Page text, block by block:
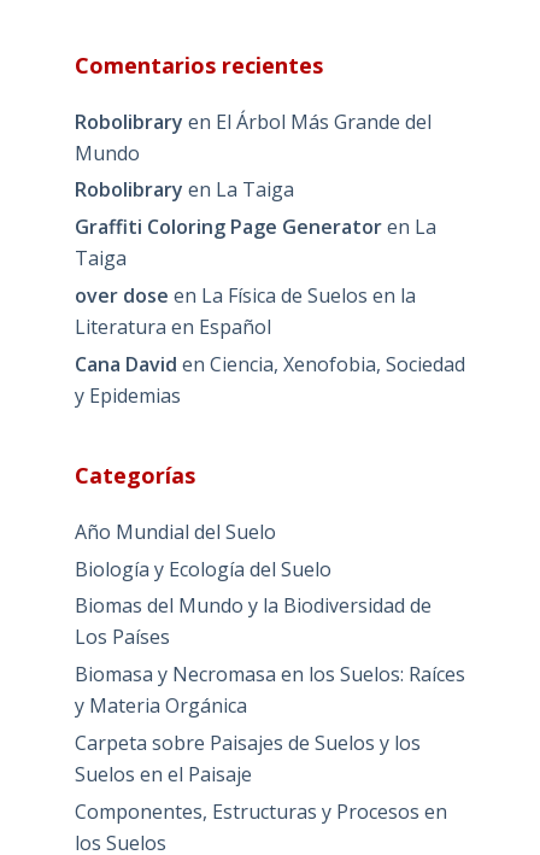
Comentarios recientes
Robolibrary en El Árbol Más Grande del
Mundo
Robolibrary en La Taiga
Graffiti Coloring Page Generatoren La
Taiga
over dose en La Física de Suelos en la
Literatura en Español
Cana David en Ciencia, Xenofobia, Sociedad
y Epidemias
Categorías
Año Mundial del Suelo
Biología y Ecología del Suelo
Biomas del Mundo y la Biodiversidad de
Los Países
Biomasa y Necromasa en los Suelos: Raíces
y Materia Orgánica
Carpeta sobre Paisajes de Suelos y los
Suelos en el Paisaje
Componentes, Estructuras y Procesos en
los Suelos